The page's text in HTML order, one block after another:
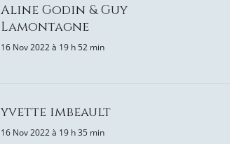
Aline Godin & Guy
Lamontagne
16 Nov 2022 à 19 h 52 min
yvette imbeault
16 Nov 2022 à 19 h 35 min